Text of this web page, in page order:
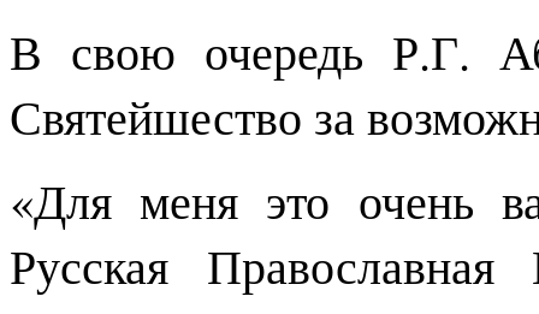
В свою очередь Р.Г.
Святейшество за
«Для меня это очень
Русская